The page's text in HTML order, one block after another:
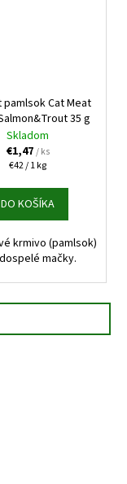
pamlsok Cat Meat
35 g
Skladom
€1,47/ ks
Jednotková
€42 / 1 kg
DO KOŠÍKA
krmivo (pamlsok)
mačky.